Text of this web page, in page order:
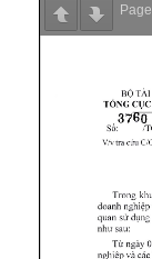
Page